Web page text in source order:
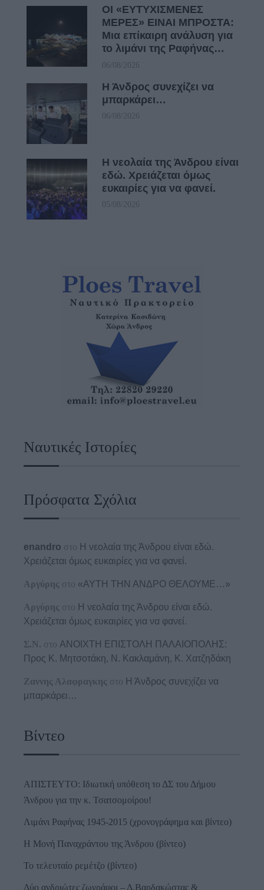
ΟΙ «ΕΥΤΥΧΙΣΜΕΝΕΣ
ΜΕΡΕΣ» ΕΙΝΑΙ ΜΠΡΟΣΤΑ:
Μια επίκαιρη ανάλυση για
το λιμάνι της Ραφήνας…
06/08/2026
Η Άνδρος συνεχίζει να
μπαρκάρει…
06/08/2026
Η νεολαία της Άνδρου είναι
εδώ. Χρειάζεται όμως
ευκαιρίες για να φανεί.
05/08/2026
Ναυτικές Ιστορίες
Πρόσφατα Σχόλια
enandro στο Η νεολαία της Άνδρου είναι εδώ.
Χρειάζεται όμως ευκαιρίες για να φανεί.
Αργύρης στο «ΑΥΤΗ ΤΗΝ ΑΝΔΡΟ ΘΕΛΟΥΜΕ…»
Αργύρης στο Η νεολαία της Άνδρου είναι εδώ.
Χρειάζεται όμως ευκαιρίες για να φανεί.
Σ.Ν. στο ΑΝΟΙΧΤΗ ΕΠΙΣΤΟΛΗ ΠΑΛΑΙΟΠΟΛΗΣ:
Προς K. Μητσοτάκη, N. Κακλαμάνη, K. Χατζηδάκη
Ζαννης Αλαφραγκης στο Η Άνδρος συνεχίζει να
μπαρκάρει…
Βίντεο
ΑΠΙΣΤΕΥΤΟ: Ιδιωτική υπόθεση το ΔΣ του Δήμου
Άνδρου για την κ. Τσατσομοίρου!
Λιμάνι Ραφήνας 1945-2015 (χρονογράφημα και βίντεο)
Η Μονή Παναχράντου της Άνδρου (βίντεο)
Το τελευταίο ρεμέτζο (βίντεο)
Δύο ανδριώτες ζωγράφοι – Δ.Βαρδακώστας &